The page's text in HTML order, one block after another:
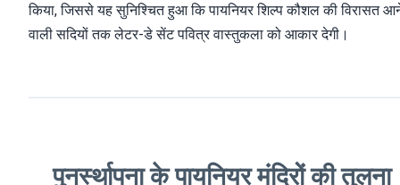
किया, जिससे यह सुनिश्चित हुआ कि पायनियर शिल्प कौशल की विरासत
वाली सदियों तक लेटर-डे सेंट पवित्र वास्तुकला को आकार देगी।
पुनर्स्थापना के पायनियर मंदिरों की तुलना